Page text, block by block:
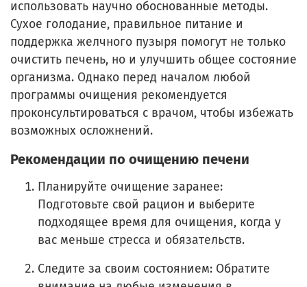
использовать научно обоснованные методы.
Сухое голодание, правильное питание и
поддержка желчного пузыря помогут не только
очистить печень, но и улучшить общее состояние
организма. Однако перед началом любой
программы очищения рекомендуется
проконсультироваться с врачом, чтобы избежать
возможных осложнений.
Рекомендации по очищению печени
Планируйте очищение заранее:
Подготовьте свой рацион и выберите
подходящее время для очищения, когда у
вас меньше стресса и обязательств.
Следите за своим состоянием: Обратите